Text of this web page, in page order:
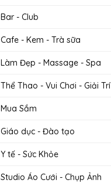
Bar - Club
Cafe - Kem - Trà sữa
Làm Đẹp - Massage - Spa
Thể Thao - Vui Chơi - Giải Trí
Mua Sắm
Giáo dục - Đào tạo
Y tế - Sức Khỏe
Studio Áo Cưới - Chụp Ảnh